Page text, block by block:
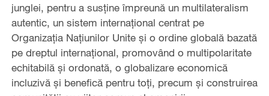
junglei, pentru a susține împreună un multilateralism
autentic, un sistem internațional centrat pe
Organizația Națiunilor Unite și o ordine globală bazată
pe dreptul internațional, promovând o multipolaritate
echitabilă și ordonată, o globalizare economică
incluzivă și benefică pentru toți, precum și construirea